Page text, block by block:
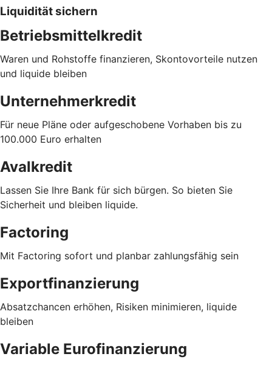
Liquidität sichern
Betriebsmittelkredit
Waren und Rohstoffe finanzieren, Skontovorteile nutzen
und liquide bleiben
Unternehmerkredit
Für neue Pläne oder aufgeschobene Vorhaben bis zu
100.000 Euro erhalten
Avalkredit
Lassen Sie Ihre Bank für sich bürgen. So bieten Sie
Sicherheit und bleiben liquide.
Factoring
Mit Factoring sofort und planbar zahlungsfähig sein
Exportfinanzierung
Absatzchancen erhöhen, Risiken minimieren, liquide
bleiben
Variable Eurofinanzierung